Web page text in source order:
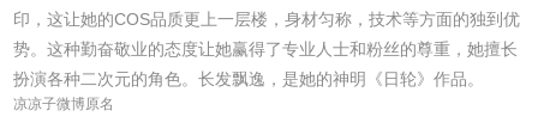
印，这让她的COS品质更上一层楼，身材匀称，技术等方面的独到优
势。这种勤奋敬业的态度让她赢得了专业人士和粉丝的尊重，她擅长
扮演各种二次元的角色。长发飘逸，是她的神明《日轮》作品。
凉凉子微博原名